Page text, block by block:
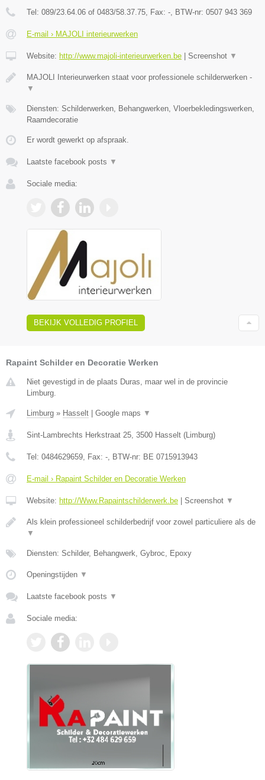
Tel: 089/23.64.06 of 0483/58.37.75, Fax: -, BTW-nr: 0507 943 369
E-mail › MAJOLI interieurwerken
Website: http://www.majoli-interieurwerken.be Screenshot ▼
MAJOLI Interieurwerken staat voor professionele schilderwerken -
▼
Diensten: Schilderwerken, Behangwerken, Vloerbekledingswerken,
Raamdecoratie
Er wordt gewerkt op afspraak.
Laatste facebook posts ▼
Sociale media:
BEKIJK VOLLEDIG PROFIEL
Rapaint Schilder en Decoratie Werken
Niet gevestigd in de plaats Duras, maar wel in de provincie
Limburg.
Limburg » Hasselt Google maps ▼
Sint-Lambrechts Herkstraat 25, 3500 Hasselt (Limburg)
Tel: 0484629659, Fax: -, BTW-nr: BE 0715913943
E-mail › Rapaint Schilder en Decoratie Werken
Website: http://Www.Rapaintschilderwerk.be Screenshot ▼
Als klein professioneel schilderbedrijf voor zowel particuliere als de
▼
Diensten: Schilder, Behangwerk, Gybroc, Epoxy
Openingstijden ▼
Laatste facebook posts ▼
Sociale media: